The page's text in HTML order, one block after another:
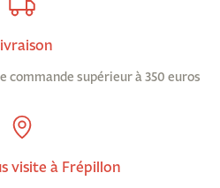
supérieur à 350 euros
visite à Frépillon